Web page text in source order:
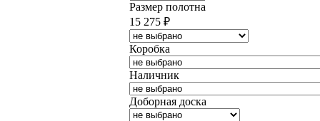
Размер полотна
15 275 ₽
Коробка
Наличник
Доборная доска